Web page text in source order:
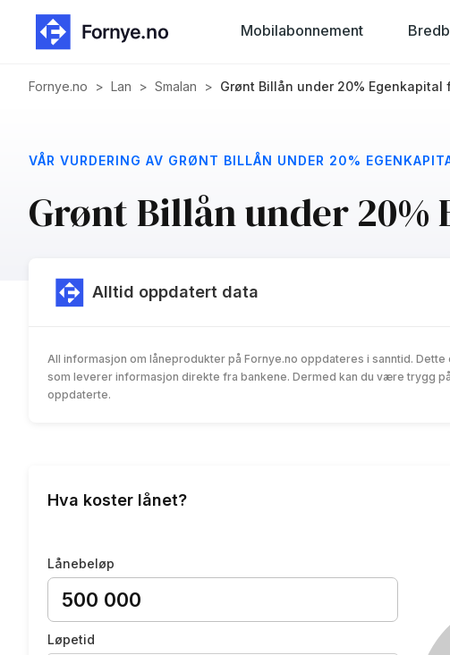
Mobilabonnement
Fornye.no > Lan > Smalan > Grønt Billån under 20% Egenkapital
VÅR VURDERING AV GRØNT BILLÅN UNDER 20%
Grønt Billån under 20%
Alltid oppdatert data
All informasjon om låneprodukter på Fornye.no oppdateres i sanntid.
som leverer informasjon direkte fra bankene. Dermed kan du være trygg
oppdaterte.
Hva koster lånet?
Lånebeløp
Løpetid